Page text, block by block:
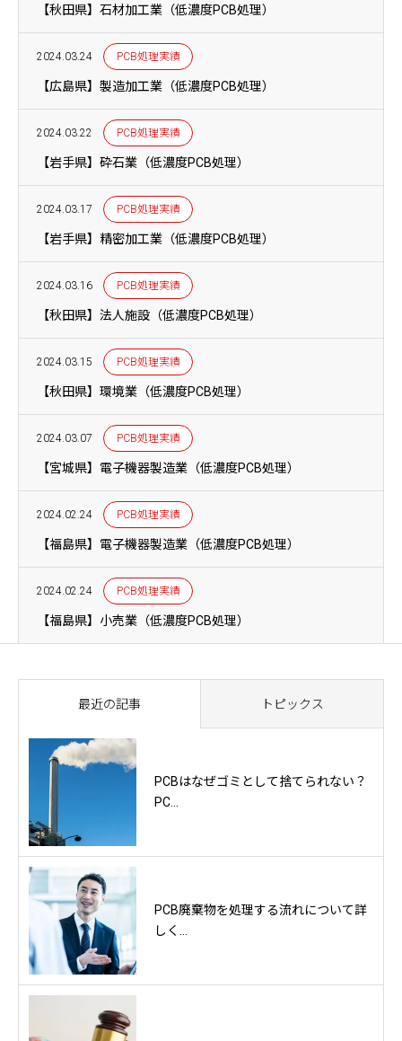
【秋田県】石材加工業（低濃度PCB処理）
2024.03.24 PCB処理実績
【広島県】製造加工業（低濃度PCB処理）
2024.03.22 PCB処理実績
【岩手県】砕石業（低濃度PCB処理）
2024.03.17 PCB処理実績
【岩手県】精密加工業（低濃度PCB処理）
2024.03.16 PCB処理実績
【秋田県】法人施設（低濃度PCB処理）
2024.03.15 PCB処理実績
【秋田県】環境業（低濃度PCB処理）
2024.03.07 PCB処理実績
【宮城県】電子機器製造業（低濃度PCB処理）
2024.02.24 PCB処理実績
【福島県】電子機器製造業（低濃度PCB処理）
2024.02.24 PCB処理実績
【福島県】小売業（低濃度PCB処理）
最近の記事 トピックス
PCBはなぜゴミとして捨てられない？
PC...
PCB廃棄物を処理する流れについて詳
しく...